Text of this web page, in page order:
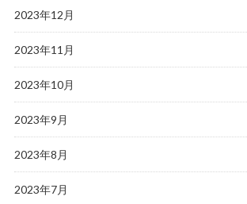
2023年12月
2023年11月
2023年10月
2023年9月
2023年8月
2023年7月